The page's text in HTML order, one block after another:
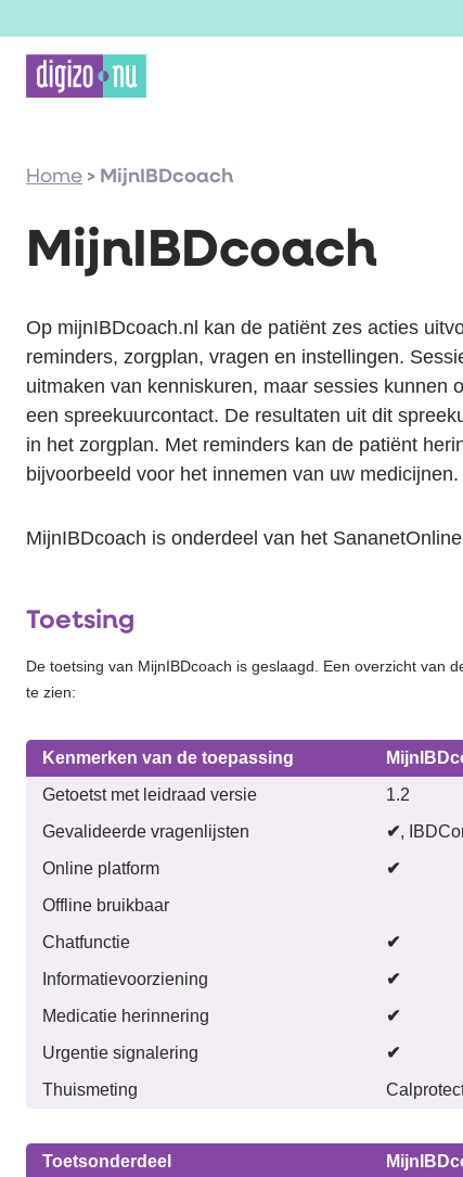
Home > MijnIBDcoach
MijnIBDcoach
Op mijnIBDcoach.nl kan de patiënt zes acties
reminders, zorgplan, vragen en instellingen.
uitmaken van kenniskuren, maar sessies kunnen
een spreekuurcontact. De resultaten uit dit
in het zorgplan. Met reminders kan de patiënt
bijvoorbeeld voor het innemen van uw medicijnen.
MijnIBDcoach is onderdeel van het
Toetsing
De toetsing van MijnIBDcoach is geslaagd. Een overzicht van
te zien:
Kenmerken van de toepassing
Getoetst met leidraad versie
1.2
Gevalideerde vragenlijsten
✔,
Online platform
✔
Offline bruikbaar
Chatfunctie
✔
Informatievoorziening
✔
Medicatie herinnering
✔
Urgentie signalering
✔
Thuismeting
Toetsonderdeel